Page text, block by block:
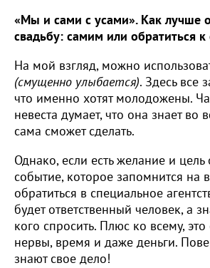
«Мы и сами с усами». Как лучше
свадьбу: самим или обратиться к
На мой взгляд, можно
(смущенно улыбается). Здесь все
что именно хотят молодожены.
невеста думает, что она знает во
сама сможет сделать.
Однако, если есть желание и цель
событие, которое запомнится на
обратиться в специальное
будет ответственный человек, а
кого спросить. Плюс ко всему,
нервы, время и даже деньги.
знают свое дело!